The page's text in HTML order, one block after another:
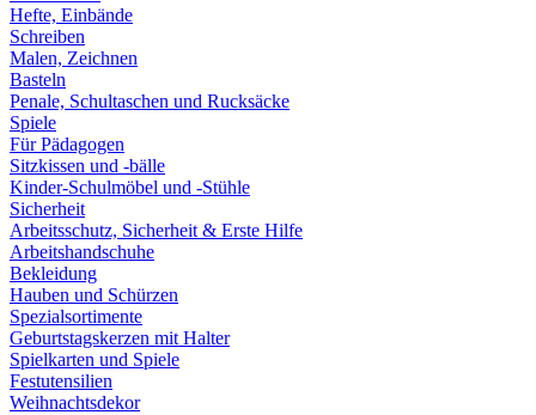
Hefte, Einbände
Schreiben
Malen, Zeichnen
Basteln
Penale, Schultaschen und Rucksäcke
Spiele
Für Pädagogen
Sitzkissen und -bälle
Kinder-Schulmöbel und -Stühle
Sicherheit
Arbeitsschutz, Sicherheit & Erste Hilfe
Arbeitshandschuhe
Bekleidung
Hauben und Schürzen
Spezialsortimente
Geburtstagskerzen mit Halter
Spielkarten und Spiele
Festutensilien
Weihnachtsdekor